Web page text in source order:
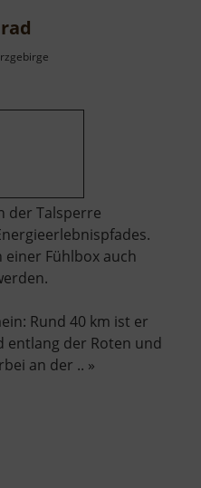
der Talsperre
Fühlbox auch
Rund 40 km ist er
entlang der Roten und
an der .. »